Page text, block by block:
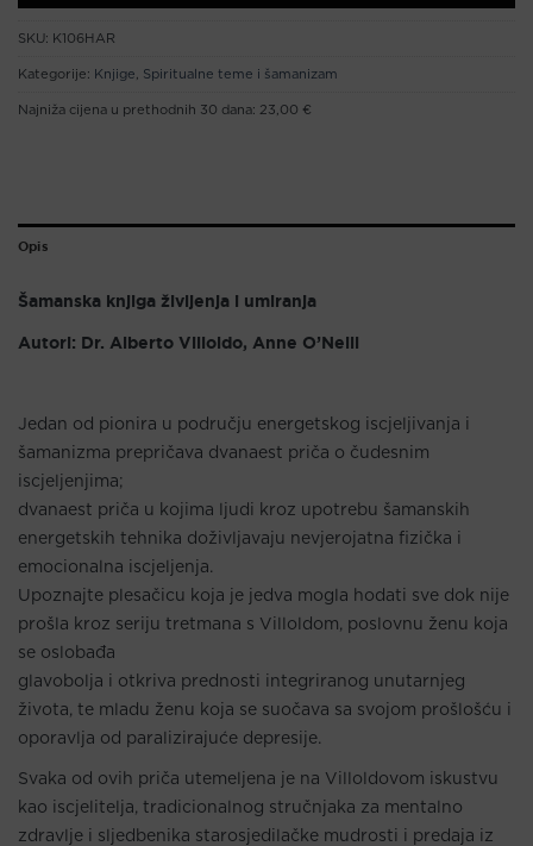
SKU: K106HAR
Kategorije: Knjige Spiritualne teme i šamanizam
Najniža cijena u prethodnih 30 dana: 23,00 €
Opis
Šamanska knjiga življenja i umiranja
Autori: Dr. Alberto Villoldo, Anne O’Neill
Jedan od pionira u području energetskog iscjeljivanja i
šamanizma prepričava dvanaest priča o čudesnim
iscjeljenjima;
dvanaest priča u kojima ljudi kroz upotrebu šamanskih
energetskih tehnika doživljavaju nevjerojatna fizička i
emocionalna iscjeljenja.
Upoznajte plesačicu koja je jedva mogla hodati sve dok nije
prošla kroz seriju tretmana s Villoldom, poslovnu ženu koja
se oslobađa
glavobolja i otkriva prednosti integriranog unutarnjeg
života, te mladu ženu koja se suočava sa svojom prošlošću i
oporavlja od paralizirajuće depresije.
Svaka od ovih priča utemeljena je na Villoldovom iskustvu
kao iscjelitelja, tradicionalnog stručnjaka za mentalno
zdravlje i sljedbenika starosjedilačke mudrosti i predaja iz